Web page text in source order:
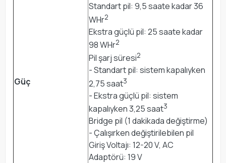
Güç
Standart pil: 9,5 saate kadar 36
WHr2
Ekstra güçlü pil: 25 saate kadar
98 WHr2
Pil şarj süresi2
- Standart pil: sistem kapalıyken
2,75 saat3
- Ekstra güçlü pil: sistem
kapalıyken 3,25 saat3
Bridge pil (1 dakikada değiştirme)
- Çalışırken değiştirilebilen pil
Giriş Voltajı: 12-20 V, AC
Adaptörü: 19 V